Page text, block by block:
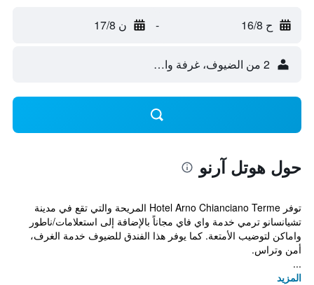
ح 16/8 - ن 17/8
2 من الضيوف، غرفة واحدة
حول هوتل آرنو
توفر Hotel Arno Chianciano Terme المريحة والتي تقع في مدينة
تشيانسانو ترمي خدمة واي فاي مجاناً بالإضافة إلى استعلامات/ناطور
واماكن لتوضيب الأمتعة. كما يوفر هذا الفندق للضيوف خدمة الغرف،
أمن وتراس.
...
المزيد